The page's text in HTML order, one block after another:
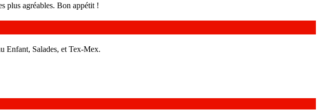
plus agréables. Bon appétit !
Enfant, Salades, et Tex-Mex.